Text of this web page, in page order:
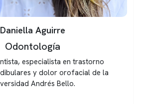
Claudio Arizcain
Odontología
especialista en Trastornos
y Dolor Orofacial de la
Andrés Bello.